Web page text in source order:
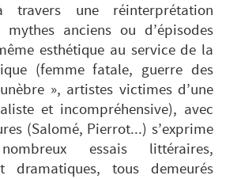
travers une réinterprétation
mythes anciens ou d’épisodes
esthétique au service de la
(femme fatale, guerre des
», artistes victimes d’une
et incompréhensive), avec
(Salomé, Pierrot...) s’exprime
essais littéraires,
dramatiques, tous demeurés